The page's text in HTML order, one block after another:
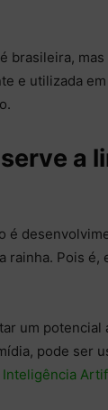
brasileira,
e utilizada
a
é
rainha. Pois é,
um potencial
pode ser
Inteligência